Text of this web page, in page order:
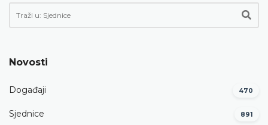
Novosti
Događaji 470
Sjednice 891